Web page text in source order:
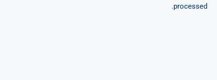
processed
.